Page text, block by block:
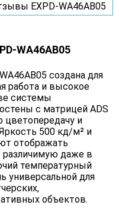
EXPD-WA46AB05
WA46AB05
создана для
работа и высокое
системы
с матрицей ADS
цветопередачу и
500 кд/м² и
отображать
даже в
температурный
универсальной для
объектов.